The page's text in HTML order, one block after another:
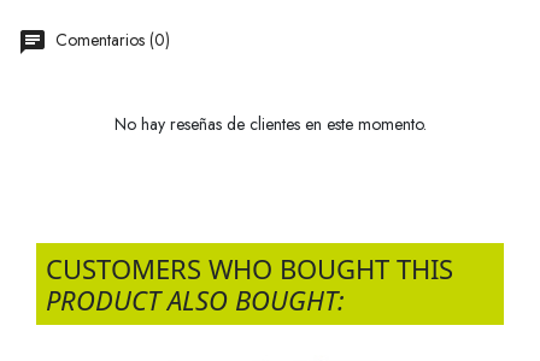
Comentarios (0)
No hay reseñas de clientes en este momento.
CUSTOMERS WHO BOUGHT THIS
PRODUCT ALSO BOUGHT: